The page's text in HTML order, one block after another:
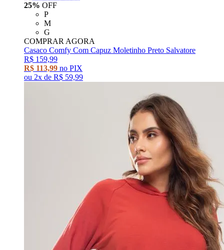
25% OFF
P
M
G
COMPRAR AGORA
Casaco Comfy Com Capuz Moletinho Preto Salvatore
R$ 159,99
R$ 113,99 no PIX
ou 2x de R$ 59,99